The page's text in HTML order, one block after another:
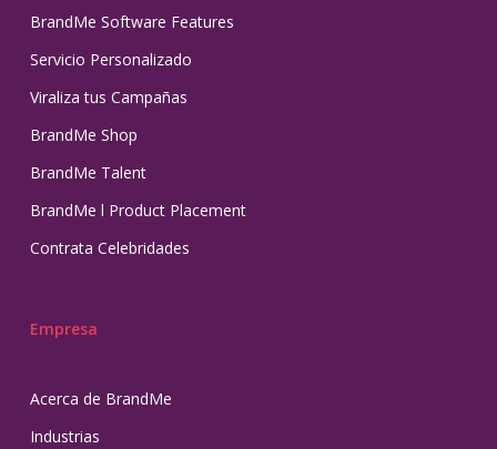
BrandMe Software Features
Servicio Personalizado
Viraliza tus Campañas
BrandMe Shop
BrandMe Talent
BrandMe l Product Placement
Contrata Celebridades
Empresa
Acerca de BrandMe
Industrias